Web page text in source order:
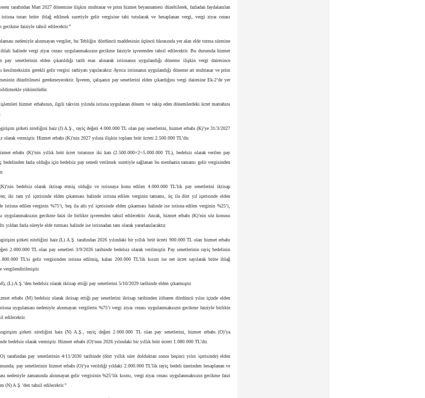
tarafından Mart 2027 dönemine ilişkin muhtasar ve prim hizmet beyannamesi düzeltilerek, fazladan faydalanılan
tutarı brüte iblağ edilmek suretiyle gelir vergisine tabi tutulacak ve hesaplanan vergi, vergi ziyaı cezası
gecikme faiziyle tahsil edilecektir.”
nedeniyle alınmayan vergiler, bu Tebliğin dördüncü maddesinin üçüncü fıkrasında yer alan elde tutma süresine
halinde vergi ziyaı cezası uygulanmaksızın gecikme faiziyle işverenden tahsil edilecektir. Bu durumda hizmet
pay senetlerinin elden çıkarıldığı tarih esas alınarak istisnanın uygulandığı döneme ilişkin vergi dairesince
kesilmeksizin gerekli gelir vergisi tarhiyatı yapılacaktır. Ayrıca istisnanın uygulandığı döneme ait muhtasar ve prim
düzeltilmesi gerekmeyecektir. İşveren, çalışanın pay senetlerini elden çıkardığını vergi dairesine Ek-2’de yer
yükümlüdür.
hizmet erbabının, ilgili takvim yılında istisna uygulanan dönem ve takip eden dönemlerdeki ücret matrahını
şirketi niteliğini haiz (J) A.Ş., rayiç değeri 4.000.000 TL olan pay senetlerini, hizmet erbabı (K)’ye 31/3/2027
olarak vermiştir. Hizmet erbabı (K)’nin 2027 yılına ilişkin toplam brüt ücreti 2.500.000 TL’dir.
erbabı (K)’nin yıllık brüt ücret tutarının iki katı (2.500.000×2=5.000.000 TL), bedelsiz olarak verilen pay
bedelinden fazla olduğu için bedelsiz pay senedi verilmek suretiyle sağlanan bu menfaatin tamamı gelir vergisinden
bedelsiz olarak iktisap etmiş olduğu ve istisnaya konu edilen 4.000.000 TL’lik pay senetlerini iktisap
iki tam yıl içerisinde elden çıkarması halinde istisna edilen verginin tamamı, üç ila dört yıl içerisinde elden
istisna edilen verginin %75’i, beş ila altı yıl içerisinde elden çıkarması halinde ise istisna edilen verginin %25’i,
uygulanmaksızın gecikme faizi ile birlikte işverenden tahsil edilecektir. Ancak, hizmet erbabı (K)’nin söz konusu
yıldan fazla süreyle elde tutması halinde ise istisnadan tam olarak yararlanılacaktır.
şirketi niteliğini haiz (L) A.Ş. tarafından 2026 yılındaki bir yıllık brüt ücreti 900.000 TL olan hizmet erbabı
2.000.000 TL olan pay senetleri 3/9/2026 tarihinde bedelsiz olarak verilmiştir. Pay senetlerinin rayiç bedelinin
TL’si gelir vergisinden istisna edilmiş, kalan 200.000 TL’lik kısım ise net ücret sayılarak brüte iblağ
vergilendirilmiştir.
(L) A.Ş.’den bedelsiz olarak iktisap ettiği pay senetlerini 5/10/2029 tarihinde elden çıkarmıştır.
erbabı (M) bedelsiz olarak iktisap ettiği pay senetlerini iktisap tarihinden itibaren dördüncü yılın içinde elden
uygulaması nedeniyle alınmayan vergilerin %75’i vergi ziyaı cezası uygulanmaksızın gecikme faiziyle birlikte
edilecektir.
şirketi niteliğini haiz (N) A.Ş., rayiç değeri 2.000.000 TL olan pay senetlerini, hizmet erbabı (O)’ya
bedelsiz olarak vermiştir. Hizmet erbabı (O)’nun 2026 yılındaki bir yıllık brüt ücreti 1.080.000 TL’dir.
tarafından pay senetlerinin 4/11/2030 tarihinde (dört yıllık süre dolduktan sonra beşinci yılın içerisinde) elden
pay senetlerinin hizmet erbabı (O)’ya verildiği yıldaki 2.000.000 TL’lik rayiç bedeli üzerinden hesaplanan ve
nedeniyle zamanında alınmayan gelir vergisinin %25’lik kısmı, vergi ziyaı cezası uygulanmaksızın gecikme faizi
(N) A.Ş.’den tahsil edilecektir.”